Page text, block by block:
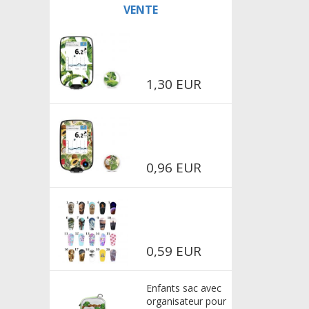
VENTE
1,30 EUR
0,96 EUR
0,59 EUR
Enfants sac avec
organisateur pour